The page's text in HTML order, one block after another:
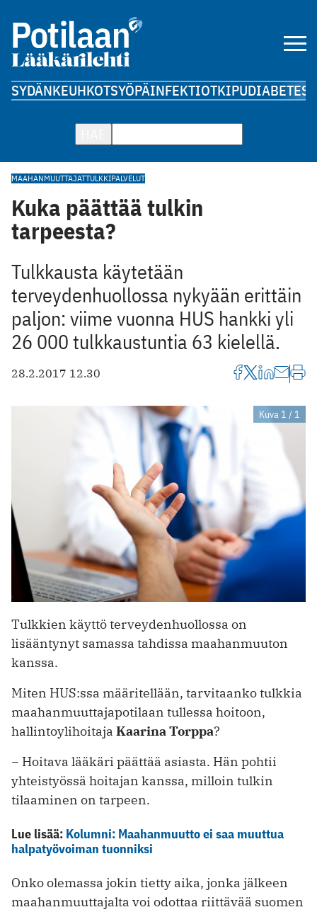
SYDÄNKEUHKOTSYÖPÄINFEKTIOTKIPUDIABETES
MAAHANMUUTTAJATTULKKIPALVELUT
Kuka päättää tulkin
tarpeesta?
Tulkkausta käytetään
terveydenhuollossa nykyään erittäin
paljon: viime vuonna HUS hankki yli
26 000 tulkkaustuntia 63 kielellä.
28.2.2017 12.30
Kuva 1 / 1
Tulkkien käyttö terveydenhuollossa on
lisääntynyt samassa tahdissa maahanmuuton
kanssa.
Miten HUS:ssa määritellään, tarvitaanko tulkkia
maahanmuuttajapotilaan tullessa hoitoon,
hallinto­ylihoitaja Kaarina Torppa?
− Hoitava lääkäri päättää asiasta. Hän pohtii
yhteistyössä hoitajan kanssa, milloin tulkin
tilaaminen on tarpeen.
Lue lisää: Kolumni: Maahanmuutto ei saa muuttua
halpatyövoiman tuonniksi
Onko olemassa jokin tietty aika, jonka jälkeen
maahanmuuttajalta voi ­odottaa riittävää suomen